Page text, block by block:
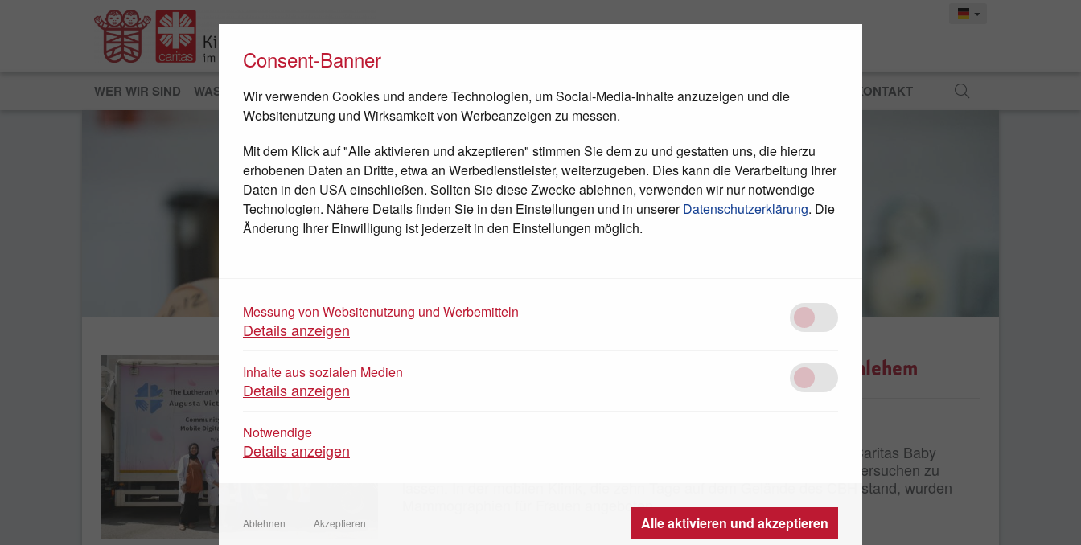
WER WIR SIND WAS WIR TUN JETZT HELFEN NEWS TAGESCHIRURGIE BESUCH IN BETHLEHEM MATERIAL KONTAKT
Brustkrebs-Prävention im Caritas Baby Hospital Bethlehem
„Wir sind bei Dir, besiege Deine Angst!“ — mit diesem Motto wurde im Caritas Baby
Hospital für die Möglichkeit beworben, sich frühzeitig auf Brustkrebs untersuchen zu
lassen. In der mobilen Klinik, die zehn Tage auf dem Gelände des CBH stand, wurden
Mammographien für Frauen angeboten.
Consent-Banner
Wir verwenden Cookies und andere Technologien, um Social-Media-Inhalte anzuzeigen und die
Websitenutzung und Wirksamkeit von Werbeanzeigen zu messen.
Mit dem Klick auf "Alle aktivieren und akzeptieren" stimmen Sie dem zu und gestatten uns, die hierzu
erhobenen Daten an Dritte, etwa an Werbedienstleister, weiterzugeben. Dies kann die Verarbeitung Ihrer
Daten in den USA einschließen. Sollten Sie diese Zwecke ablehnen, verwenden wir nur notwendige
Technologien. Nähere Details finden Sie in den Einstellungen und in unsererDatenschutzerklärung. Die
Änderung Ihrer Einwilligung ist jederzeit in den Einstellungen möglich.
Messung von Websitenutzung und Werbemitteln
Details anzeigen
Inhalte aus sozialen Medien
Details anzeigen
Notwendige
Details anzeigen
Ablehnen Akzeptieren Alle aktivieren und akzeptieren